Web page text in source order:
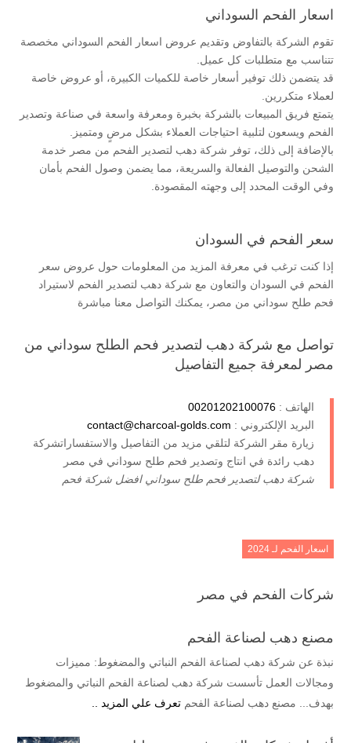
اسعار الفحم السوداني
تقوم الشركة بالتفاوض وتقديم عروض اسعار الفحم السوداني مخصصة
تتناسب مع متطلبات كل عميل.
قد يتضمن ذلك توفير أسعار خاصة للكميات الكبيرة، أو عروض خاصة
لعملاء متكررين.
يتمتع فريق المبيعات بالشركة بخبرة ومعرفة واسعة في صناعة وتصدير
الفحم ويسعون لتلبية احتياجات العملاء بشكل مرضٍ ومتميز.
بالإضافة إلى ذلك، توفر شركة دهب لتصدير الفحم من مصر خدمة
الشحن والتوصيل الفعالة والسريعة، مما يضمن وصول الفحم بأمان
وفي الوقت المحدد إلى وجهته المقصودة.
سعر الفحم في السودان
إذا كنت ترغب في معرفة المزيد من المعلومات حول عروض سعر
الفحم في السودان والتعاون مع شركة دهب لتصدير الفحم لاستيراد
فحم طلح سوداني من مصر، يمكنك التواصل معنا مباشرة
تواصل مع شركة دهب لتصدير فحم الطلح سوداني من
مصر لمعرفة جميع التفاصيل
الهاتف : 00201202100076
البريد الإلكتروني : contact@charcoal-golds.com
زيارة مقر الشركة لتلقي مزيد من التفاصيل والاستفساراتشركة
دهب رائدة في انتاج وتصدير فحم طلح سوداني في مصر
شركة دهب لتصدير فحم طلح سوداني افضل شركة فحم
اسعار الفحم لـ 2024
شركات الفحم في مصر
مصنع دهب لصناعة الفحم
نبذة عن شركة دهب لصناعة الفحم النباتي والمضغوط: مميزات
ومجالات العمل تأسست شركة دهب لصناعة الفحم النباتي والمضغوط
بهدف... مصنع دهب لصناعة الفحم تعرف علي المزيد ..